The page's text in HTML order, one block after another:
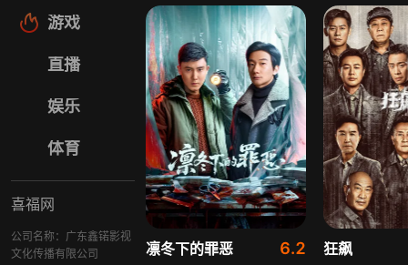
游戏
直播
娱乐
体育
喜福网
公司名称：广东鑫锘影视
文化传播有限公司
凛冬下的罪恶 6.2 狂飙